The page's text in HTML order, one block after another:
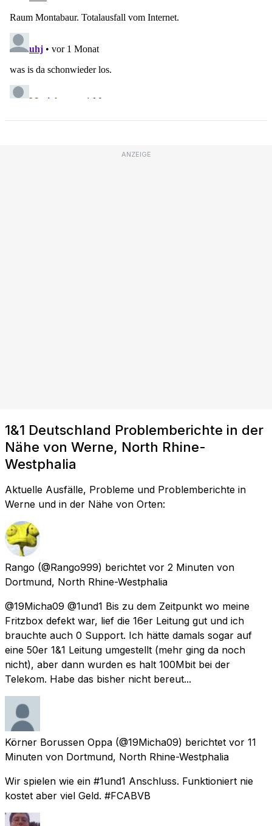
ANZEIGE
1&1 Deutschland Problemberichte in der
Nähe von Werne, North Rhine-
Westphalia
Aktuelle Ausfälle, Probleme und Problemberichte in
Werne und in der Nähe von Orten:
Rango (@Rango999) berichtet vor 2 Minuten von
Dortmund, North Rhine-Westphalia
@19Micha09 @1und1 Bis zu dem Zeitpunkt wo meine
Fritzbox defekt war, lief die 16er Leitung gut und ich
brauchte auch 0 Support. Ich hätte damals sogar auf
eine 50er 1&1 Leitung umgestellt (mehr ging da noch
nicht), aber dann wurden es halt 100Mbit bei der
Telekom. Habe das bisher nicht bereut...
Körner Borussen Oppa (@19Micha09) berichtet vor 11
Minuten von Dortmund, North Rhine-Westphalia
Wir spielen wie ein #1und1 Anschluss. Funktioniert nie
kostet aber viel Geld. #FCABVB